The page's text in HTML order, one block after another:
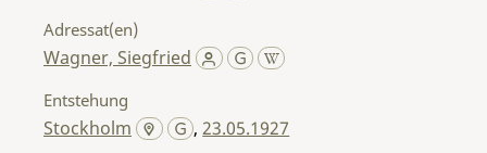
Adressat(en)
Wagner, Siegfried
Entstehung
Stockholm ,23.05.1927